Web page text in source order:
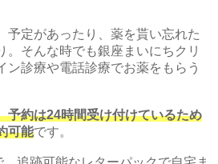
予定があったり、薬を貰い忘れた
。そんな時でも銀座まいにちクリ
ン診療や電話診療でお薬をもらう
予約は24時間受け付けているため
可能です。